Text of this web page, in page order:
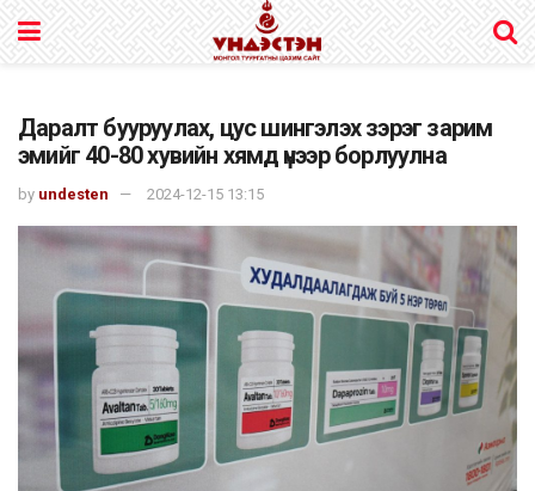
Даралт бууруулах, цус шингэлэх зэрэг зарим
эмийг 40-80 хувийн хямд үнээр борлуулна
by undesten 2024-12-15 13:15